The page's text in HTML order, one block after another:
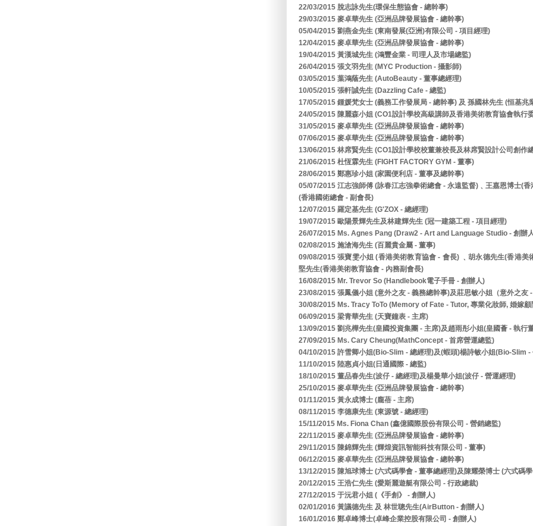
22/03/2015 脫志詠先生(環保生態協會 - 總幹事)
29/03/2015 麥卓華先生 (亞洲品牌發展協會 - 總幹事)
05/04/2015 劉燕金先生 (東南發展(亞洲)有限公司 - 項目經理)
12/04/2015 麥卓華先生 (亞洲品牌發展協會 - 總幹事)
19/04/2015 黃漢城先生 (鴻豐金業 - 司理人及市場總監)
26/04/2015 張文羽先生 (MYC Production - 攝影師)
03/05/2015 葉鴻蔭先生 (AutoBeauty - 董事總經理)
10/05/2015 張軒誠先生 (Dazzling Cafe - 總監)
17/05/2015 鍾媛梵女士 (義務工作發展局 - 總幹事) 及 孫國林先生 (恒基兆
24/05/2015 陳麗森小姐 (CO1設計學校高級講師及香港美術教育協會執行
31/05/2015 麥卓華先生 (亞洲品牌發展協會 - 總幹事)
07/06/2015 麥卓華先生 (亞洲品牌發展協會 - 總幹事)
13/06/2015 林席賢先生 (CO1設計學校校董兼校長及林席賢設計公司創作
21/06/2015 杜恆霖先生 (FIGHT FACTORY GYM - 董事)
28/06/2015 鄭惠珍小姐 (家園便利店 - 董事及總幹事)
05/07/2015 江志強師傅 (詠春江志強拳術總會 - 永遠監督)﹑王嘉恩博士(
(香港國術總會 - 副會長)
12/07/2015 羅定基先生 (G'ZOX - 總經理)
19/07/2015 歐陽景輝先生及林建輝先生 (冠一建築工程 - 項目經理)
26/07/2015 Ms. Agnes Pang (Draw2 - Art and Language Studio - 創辦
02/08/2015 施滄海先生 (百麗貴金屬 - 董事)
09/08/2015 張寶雯小姐 (香港美術教育協會 - 會長) ﹑胡永德先生(香港美
堅先生(香港美術教育協會 - 內務副會長)
16/08/2015 Mr. Trevor So (Handlebook電子手冊 - 創辦人)
23/08/2015 張鳳儀小姐 (意外之友 - 義務總幹事)及莊思敏小姐（意外之友 -
30/08/2015 Ms. Tracy ToTo (Memory of Fate - Tutor, 專業化妝師, 婚嫁顧
06/09/2015 梁青華先生 (天寶鐘表 - 主席)
13/09/2015 劉兆樺先生(皇國投資集團 - 主席)及趙雨彤小姐(皇國薈 - 執行
27/09/2015 Ms. Cary Cheung(MathConcept - 首席營運總監)
04/10/2015 許雪卿小姐(Bio-Slim - 總經理)及(蝦頭)楊詩敏小姐(Bio-Slim -
11/10/2015 陸惠貞小姐(日通國際 - 總監)
18/10/2015 董品春先生(波仔 - 總經理)及楊曼華小姐(波仔 - 營運經理)
25/10/2015 麥卓華先生 (亞洲品牌發展協會 - 總幹事)
01/11/2015 黃永成博士 (龐蓓 - 主席)
08/11/2015 李德康先生 (東源號 - 總經理)
15/11/2015 Ms. Fiona Chan (鑫億國際股份有限公司 - 營銷總監)
22/11/2015 麥卓華先生 (亞洲品牌發展協會 - 總幹事)
29/11/2015 陳錦輝先生 (輝煌資訊智能科技有限公司 - 董事)
06/12/2015 麥卓華先生 (亞洲品牌發展協會 - 總幹事)
13/12/2015 陳旭球博士 (六式碼學會 - 董事總經理)及陳耀榮博士 (六式碼
20/12/2015 王浩仁先生 (愛斯麗遊艇有限公司 - 行政總裁)
27/12/2015 于沅君小姐 (《手創》 - 創辦人)
02/01/2016 黃議德先生 及 林世聰先生(AirButton - 創辦人)
16/01/2016 鄭卓峰博士(卓峰企業控股有限公司 - 創辦人)